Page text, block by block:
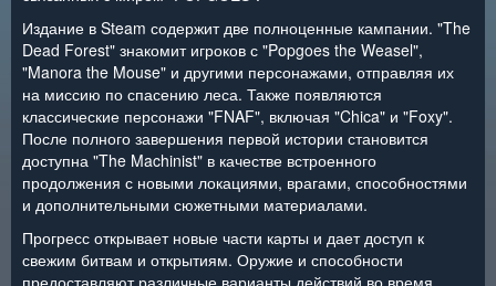
Издание в Steam содержит две полноценные кампании. "The
Dead Forest" знакомит игроков с "Popgoes the Weasel",
"Manora the Mouse" и другими персонажами, отправляя их
на миссию по спасению леса. Также появляются
классические персонажи "FNAF", включая "Chica" и "Foxy".
После полного завершения первой истории становится
доступна "The Machinist" в качестве встроенного
продолжения с новыми локациями, врагами, способностями
и дополнительными сюжетными материалами.
Прогресс открывает новые части карты и дает доступ к
свежим битвам и открытиям. Оружие и способности
предоставляют различные варианты действий во время